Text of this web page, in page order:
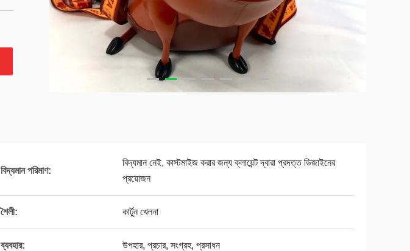
বিদ্যমান পরিমাণ:
বিদ্যমান নেই, কাস্টমাইজ করার জন্য ক্লায়েন্ট দ্বারা প্রদত্ত ডিজাইনের
প্রয়োজন
শৈলী: কার্টুন খেলনা
ব্যবহার: উপহার, প্রচার, সংগ্রহ, প্রসাধন